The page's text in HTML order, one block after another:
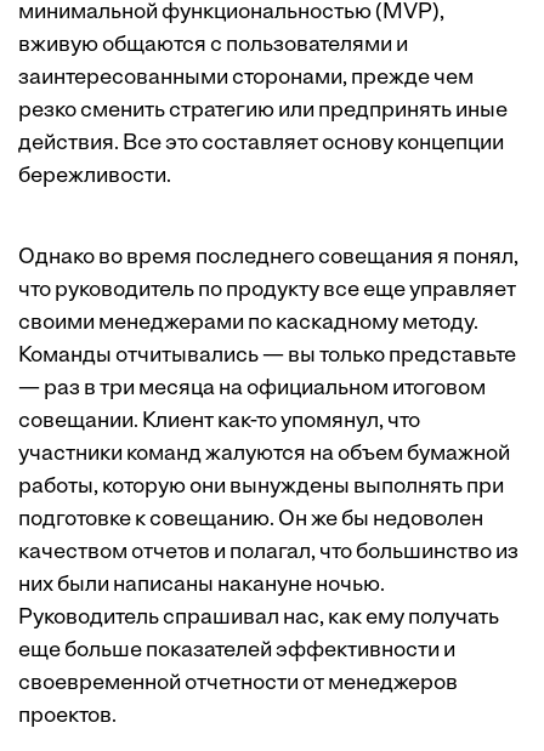
минимальной функциональностью (MVP),
вживую общаются с пользователями и
заинтересованными сторонами, прежде чем
резко сменить стратегию или предпринять иные
действия. Все это составляет основу концепции
бережливости.
Однако во время последнего совещания я понял,
что руководитель по продукту все еще управляет
своими менеджерами по каскадному методу.
Команды отчитывались — вы только представьте
— раз в три месяца на официальном итоговом
совещании. Клиент как-то упомянул, что
участники команд жалуются на объем бумажной
работы, которую они вынуждены выполнять при
подготовке к совещанию. Он же бы недоволен
качеством отчетов и полагал, что большинство из
них были написаны накануне ночью.
Руководитель спрашивал нас, как ему получать
еще больше показателей эффективности и
своевременной отчетности от менеджеров
проектов.